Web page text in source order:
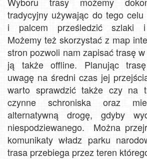
tradycyjny używając do tego
i palcem prześledzić szlaki i
Możemy też skorzystać z map
stron pozwoli nam zapisać trasę
ją także offline. Planując
uwagę na średni czas jej
warto sprawdzić także czy na
czynne schroniska oraz
alternatywną drogę, gdyby
niespodziewanego. Można
komunikaty władz parku
trasa przebiega przez teren